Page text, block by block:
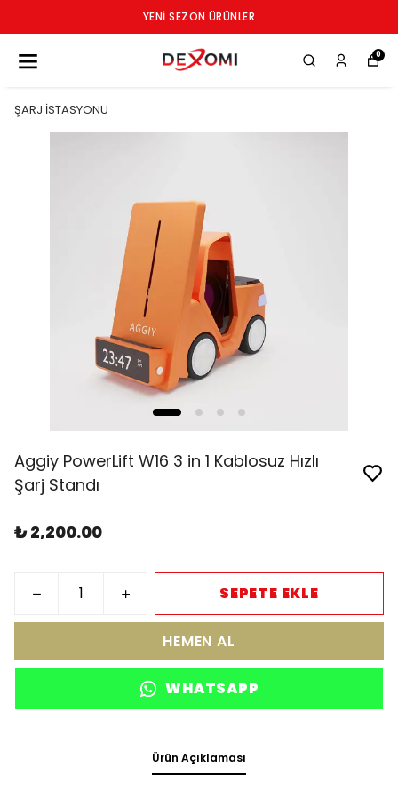
YENI SEZON ÜRÜNLER
0
ŞARJ İSTASYONU
Aggiy PowerLift W16 3 in 1 Kablosuz Hızlı
Şarj Standı
₺ 2,200.00
SEPETE EKLE
HEMEN AL
WHATSAPP
Ürün Açıklaması